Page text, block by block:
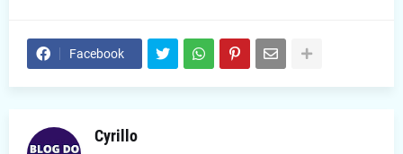
Facebook
Cyrillo